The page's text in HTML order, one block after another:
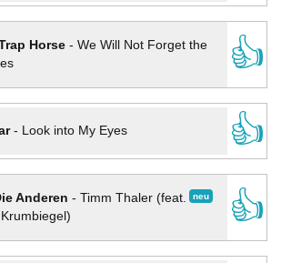
Horse- We Will Not Forget the
👍
- Look into My Eyes
👍
neu
Anderen - Timm Thaler (feat.
👍